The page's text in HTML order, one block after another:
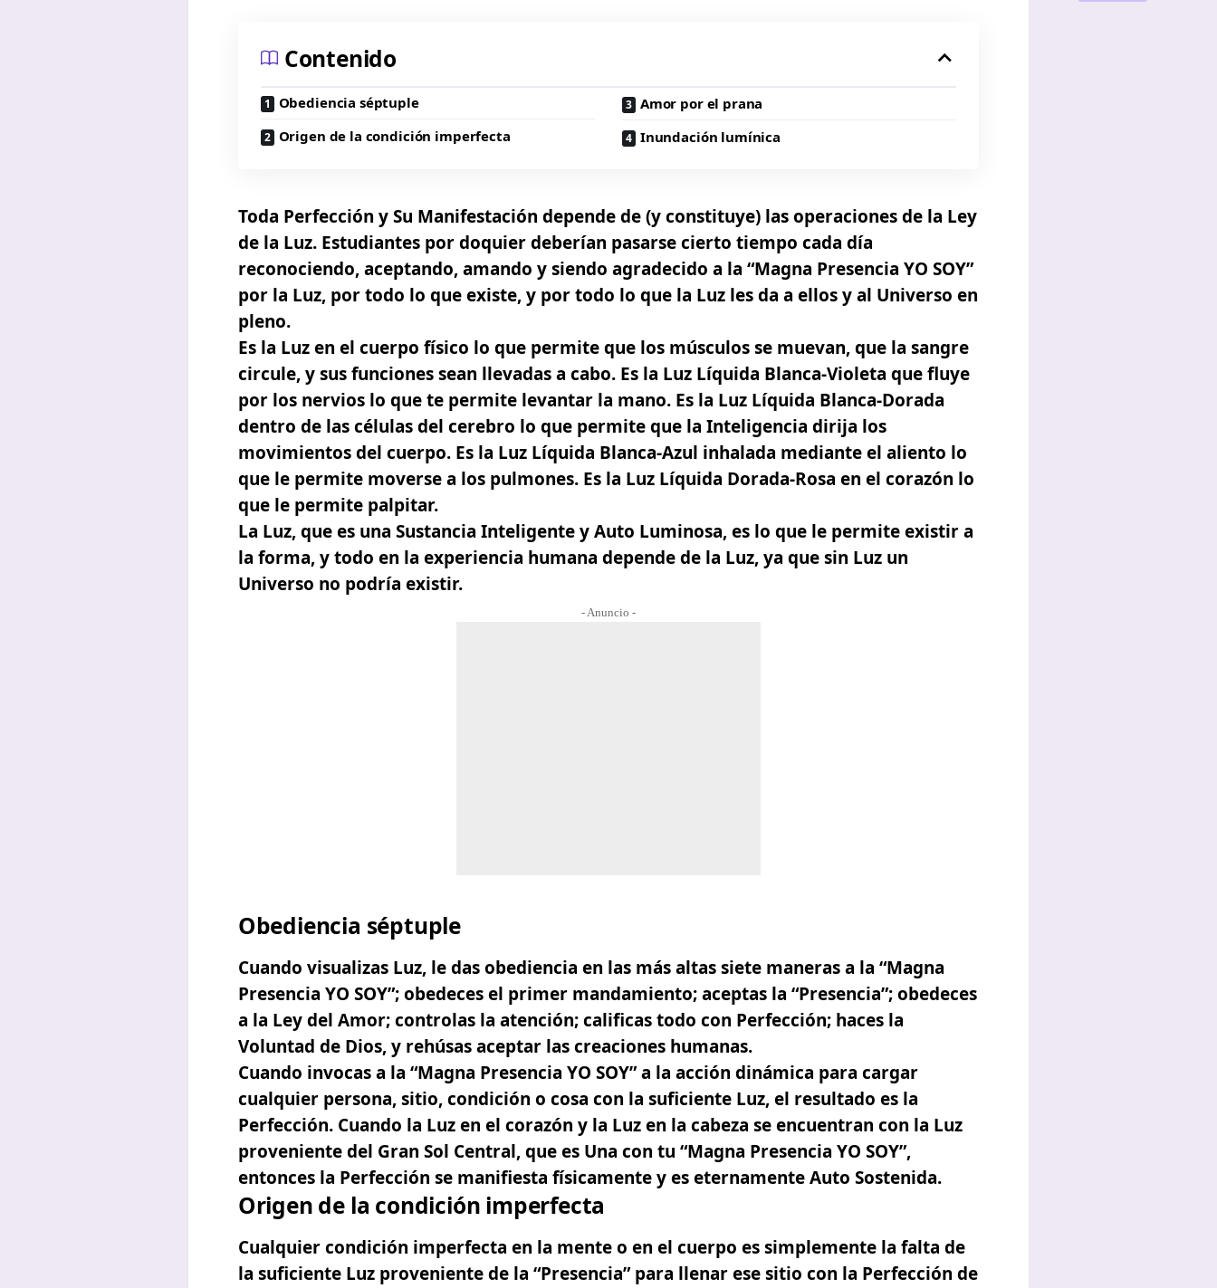
Contenido
Obediencia séptuple
Origen de la condición imperfecta
Amor por el prana
Inundación lumínica
Toda Perfección y Su Manifestación depende de (y constituye) las operaciones de la Ley
de la Luz. Estudiantes por doquier deberían pasarse cierto tiempo cada día
reconociendo, aceptando, amando y siendo agradecido a la “Magna Presencia YO SOY”
por la Luz, por todo lo que existe, y por todo lo que la Luz les da a ellos y al Universo en
pleno.
Es la Luz en el cuerpo físico lo que permite que los músculos se muevan, que la sangre
circule, y sus funciones sean llevadas a cabo. Es la Luz Líquida Blanca-Violeta que fluye
por los nervios lo que te permite levantar la mano.Es la Luz Líquida Blanca-Dorada
dentro de las células del cerebro lo que permite que la Inteligencia dirija los
movimientos del cuerpo. Es la Luz Líquida Blanca-Azul inhalada mediante el aliento lo
que le permite moverse a los pulmones. Es la Luz Líquida Dorada-Rosa en el corazón lo
que le permite palpitar.
La Luz, que es una Sustancia Inteligente y Auto Luminosa, es lo que le permite existir a
la forma, y todo en la experiencia humana depende de la Luz, ya que sin Luz un
Universo no podría existir.
- Anuncio -
Obediencia séptuple
Cuando visualizas Luz, le das obediencia en las más altas siete maneras a la “Magna
Presencia YO SOY”; obedeces el primer mandamiento; aceptas la “Presencia”; obedeces
a la Ley del Amor;controlas la atención; calificas todo con Perfección; haces la
Voluntad de Dios, y rehúsas aceptar las creaciones humanas.
Cuando invocas a la “Magna Presencia YO SOY” a la acción dinámica para cargar
cualquier persona, sitio, condición o cosa con la suficiente Luz, el resultado es la
Perfección. Cuando la Luz en el corazón y la Luz en la cabeza se encuentran con la Luz
proveniente del Gran Sol Central, que es Una con tu “Magna Presencia YO SOY”,
entonces la Perfección se manifiesta físicamente y es eternamente Auto Sostenida.
Origen de la condición imperfecta
Cualquier condición imperfecta en la mente o en el cuerpo es simplemente la falta de
la suficiente Luz proveniente de la “Presencia” para llenar ese sitio con la Perfección de